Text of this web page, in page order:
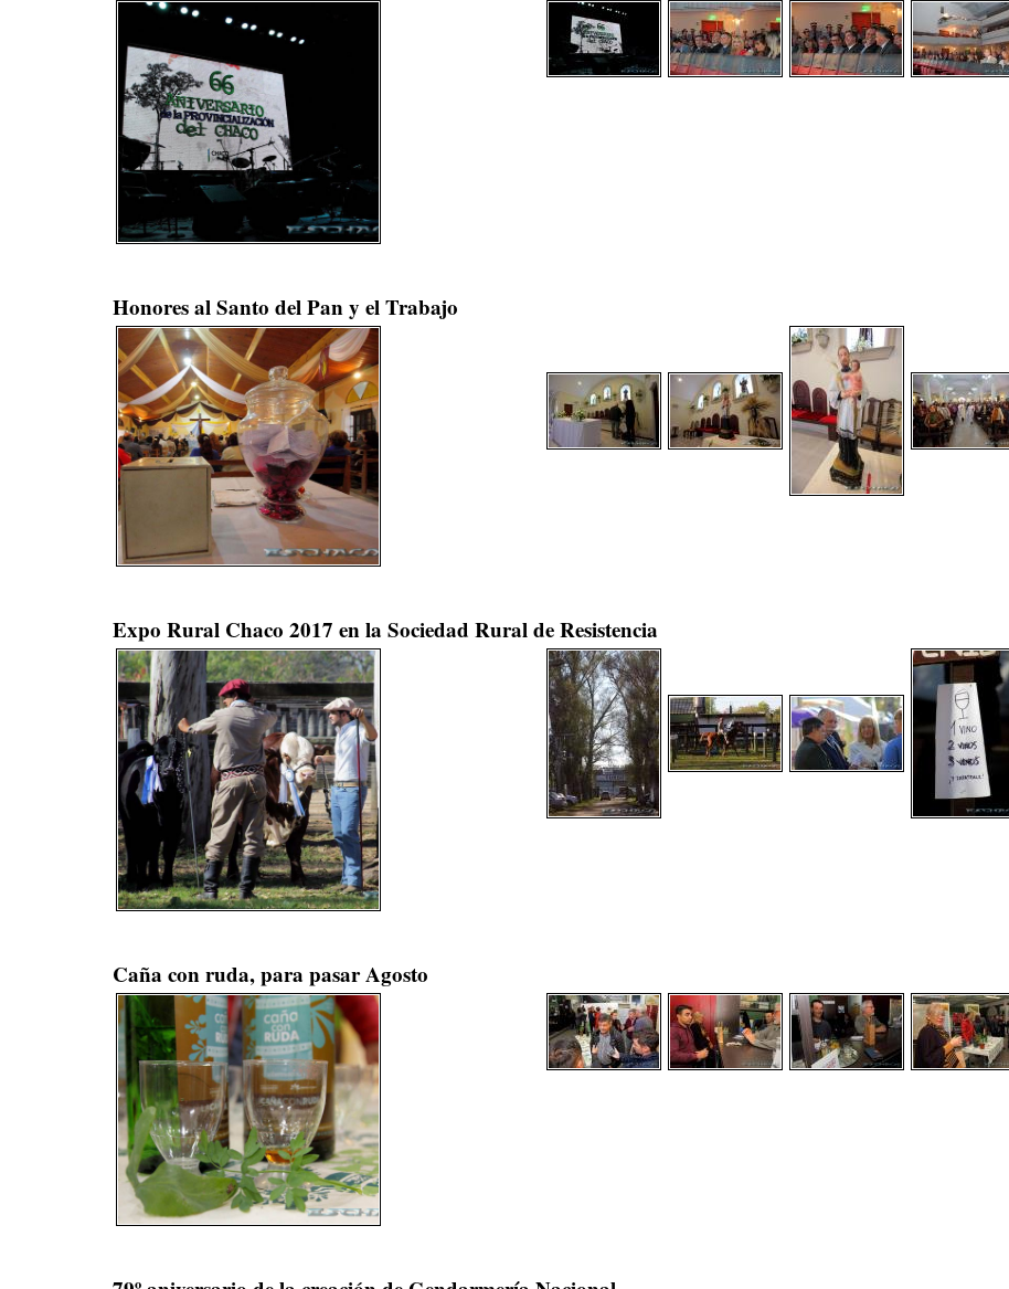
Honores al Santo del Pan y el Trabajo
Expo Rural Chaco 2017 en la Sociedad Rural de Resistencia
Caña con ruda, para pasar Agosto